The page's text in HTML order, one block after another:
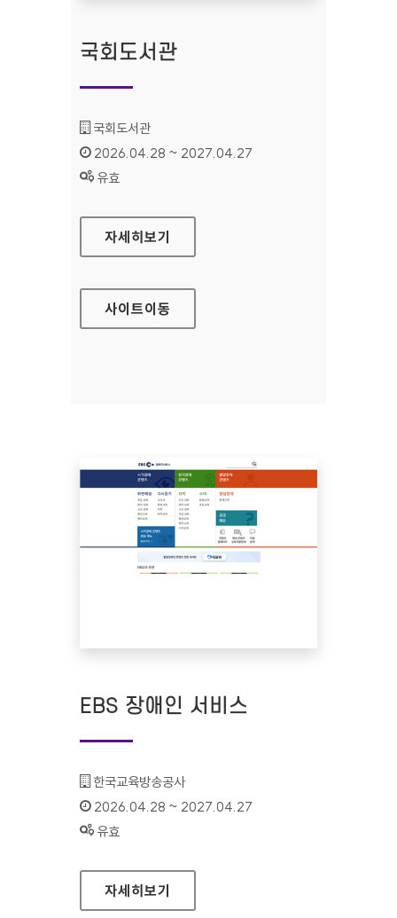
국회도서관
기관명 :
국회도서관
인증기간 :
2026.04.28 ~ 2027.04.27
상태 :
유효
국회도서관
자세히보기
사이트이동
EBS 장애인 서비스
기관명 :
한국교육방송공사
인증기간 :
2026.04.28 ~ 2027.04.27
상태 :
유효
EBS 장애인 서비스
자세히보기